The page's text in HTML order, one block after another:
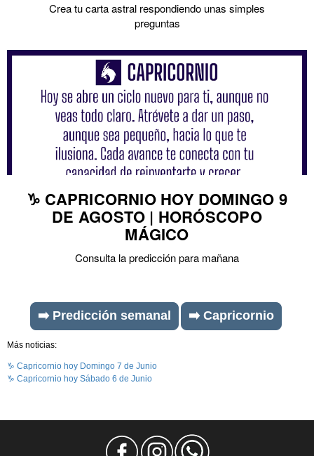
Crea tu carta astral respondiendo unas simples
preguntas
♑ CAPRICORNIO HOY DOMINGO 9
DE AGOSTO | HORÓSCOPO
MÁGICO
Consulta la predicción para mañana
➡️ Predicción semanal ➡️ Capricornio
Más noticias:
♑ Capricornio hoy Domingo 7 de Junio
♑ Capricornio hoy Sábado 6 de Junio